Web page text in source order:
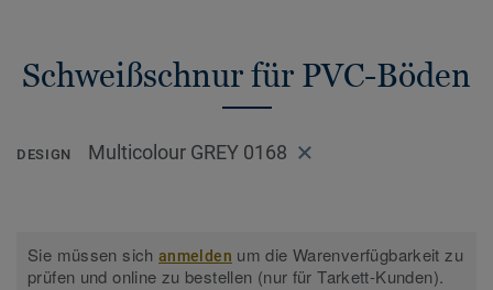
Schweißschnur für PVC-Böden
DESIGN Multicolour GREY 0168
Sie müssen sichanmelden um die Warenverfügbarkeit zu
prüfen und online zu bestellen (nur für Tarkett-Kunden).